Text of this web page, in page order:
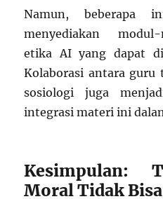
Namun, beberapa
menyediakan
etika AI yang dapat
Kolaborasi antara
sosiologi juga
integrasi materi ini
Kesimpulan:
Moral Tidak